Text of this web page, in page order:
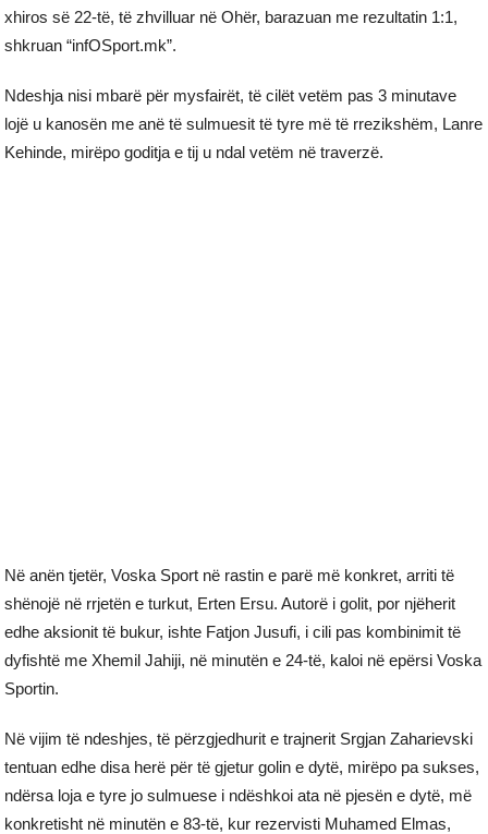
xhiros së 22-të, të zhvilluar në Ohër, barazuan me rezultatin 1:1,
shkruan “infOSport.mk”.
Ndeshja nisi mbarë për mysfairët, të cilët vetëm pas 3 minutave
lojë u kanosën me anë të sulmuesit të tyre më të rrezikshëm, Lanre
Kehinde, mirëpo goditja e tij u ndal vetëm në traverzë.
Në anën tjetër, Voska Sport në rastin e parë më konkret, arriti të
shënojë në rrjetën e turkut, Erten Ersu. Autorë i golit, por njëherit
edhe aksionit të bukur, ishte Fatjon Jusufi, i cili pas kombinimit të
dyfishtë me Xhemil Jahiji, në minutën e 24-të, kaloi në epërsi Voska
Sportin.
Në vijim të ndeshjes, të përzgjedhurit e trajnerit Srgjan Zaharievski
tentuan edhe disa herë për të gjetur golin e dytë, mirëpo pa sukses,
ndërsa loja e tyre jo sulmuese i ndëshkoi ata në pjesën e dytë, më
konkretisht në minutën e 83-të, kur rezervisti Muhamed Elmas,